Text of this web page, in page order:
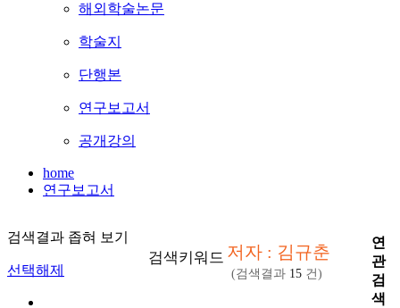
해외학술논문
학술지
단행본
연구보고서
공개강의
home
연구보고서
검색결과 좁혀 보기
선택해제
검색키워드 저자 : 김규춘
(검색결과 15 건)
연
관
검
색